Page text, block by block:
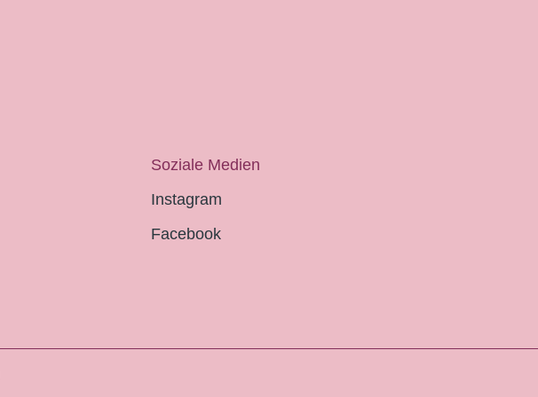
Soziale Medien
Instagram
Facebook